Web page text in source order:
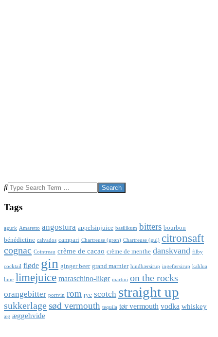
Search
Tags
agurk Amaretto angostura appelsinjuice basilikum bitters bourbon
bénédictine calvados campari Chartreuse (grøn) Chartreuse (gul) citronsaft
cognac Cointreau crème de cacao crème de menthe danskvand filby
cocktail fløde gin ginger beer grand marnier hindbærsirup ingefærsirup kahlua
lime limejuice maraschino-likør martini on the rocks
orangebitter portvin rom rye scotch straight up
sukkerlagesød vermouth tequila tør vermouth vodka whiskey
æg æggehvide